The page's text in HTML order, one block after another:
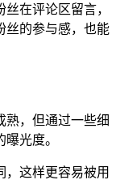
在评论区留言，
丝的参与感，也能
熟，但通过一些细
光度。
，这样更容易被用